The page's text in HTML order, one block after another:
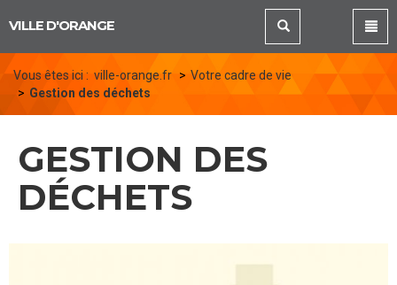
VILLE D'ORANGE
Vous êtes ici : ville-orange.fr
Votre cadre de vie
Gestion des déchets
GESTION DES
DÉCHETS